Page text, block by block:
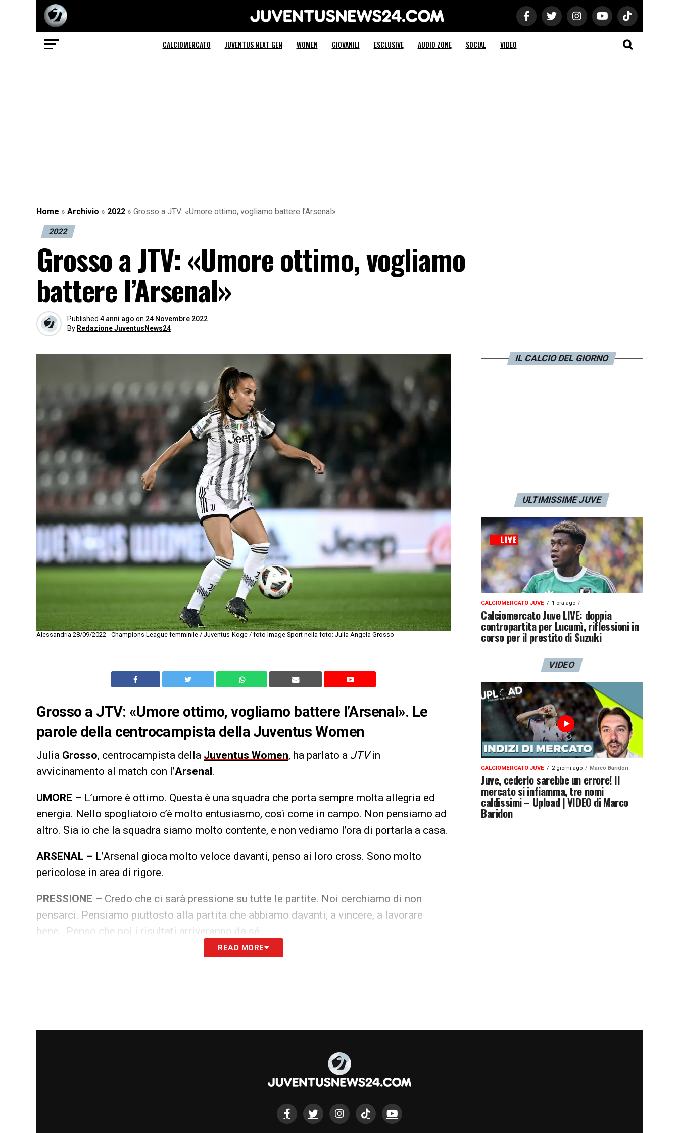
Juventus News 24
CALCIOMERCATO JUVENTUS NEXT GEN WOMEN GIOVANILI ESCLUSIVE AUDIO ZONE SOCIAL VIDEO
Home » Archivio » 2022 » Grosso a JTV: «Umore ottimo, vogliamo battere l’Arsenal»
2022
Grosso a JTV: «Umore ottimo, vogliamo
battere l’Arsenal»
Published 4 anni ago on 24 Novembre 2022
By Redazione JuventusNews24
Alessandria 28/09/2022 - Champions League femminile / Juventus-Koge / foto Image Sport nella foto: Julia Angela Grosso
Grosso a JTV: «Umore ottimo, vogliamo battere l’Arsenal». Le
parole della centrocampista della Juventus Women
Julia Grosso, centrocampista della Juventus Women, ha parlato a JTVin
avvicinamento al match con l’Arsenal.
UMORE – L’umore è ottimo. Questa è una squadra che porta sempre molta allegria ed
energia. Nello spogliatoio c’è molto entusiasmo, così come in campo. Non pensiamo ad
altro. Sia io che la squadra siamo molto contente, e non vediamo l’ora di portarla a casa.
ARSENAL – L’Arsenal gioca molto veloce davanti, penso ai loro cross. Sono molto
pericolose in area di rigore.
PRESSIONE – Credo che ci sarà pressione su tutte le partite. Noi cerchiamo di non
pensarci. Pensiamo piuttosto alla partita che abbiamo davanti, a vincere, a lavorare
bene. Penso che poi i risultati arriveranno da sé.
Guarderò i Mondiali. Adoro seguire il calcio, mi rilassa. Oltre a questo starò
READ MORE
IL CALCIO DEL GIORNO
ULTIMISSIME JUVE
CALCIOMERCATO JUVE 1 ora ago
Calciomercato Juve LIVE: doppia
contropartita per Lucumì, riflessioni in
corso per il prestito di Suzuki
VIDEO
CALCIOMERCATO JUVE 2 giorni ago Marco Baridon
Juve, cederlo sarebbe un errore! Il
mercato si infiamma, tre nomi
caldissimi – Upload | VIDEO di Marco
Baridon